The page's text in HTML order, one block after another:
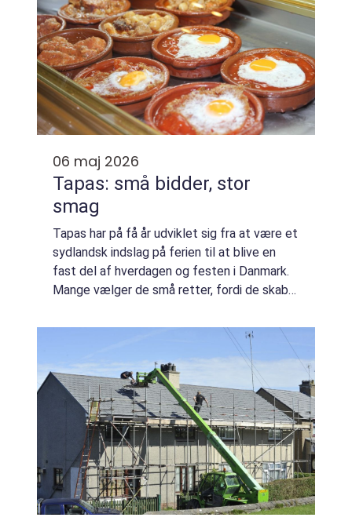
06 maj 2026
Tapas: små bidder, stor
smag
Tapas har på få år udviklet sig fra at være et
sydlandsk indslag på ferien til at blive en
fast del af hverdagen og festen i Danmark.
Mange vælger de små retter, fordi de skaber